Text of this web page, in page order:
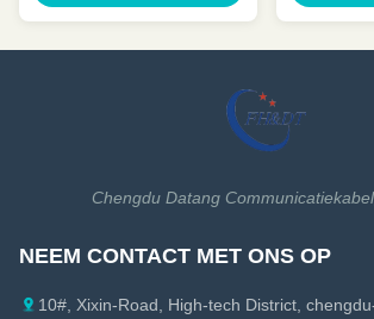
temperatuurprestaties
hybride ontwerp die, die het
signaaltransmissie oplossen en
het gecentraliseerde toezicht en
Laag -
Aangepaste ...
Chengdu Datang
NEEM CONTACT MET ONS OP
10#, Xixin-Road, High-tech District,